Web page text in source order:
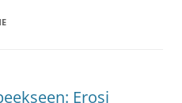
Erosi